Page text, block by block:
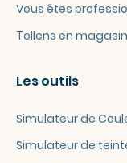
Vous êtes
Tollens en
Les outils
Simulateur de
Simulateur de